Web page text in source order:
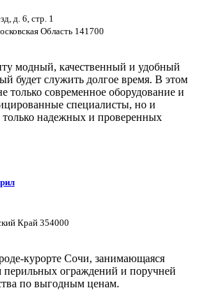
д. 6, стр. 1
Область 141700
модный, качественный и удобный
будет служить долгое время. В этом
только современное оборудование и
специалисты, но и
только надежных и проверенных
Край 354000
курорте Сочи, занимающаяся
перильных ограждений и поручней
по выгодным ценам.